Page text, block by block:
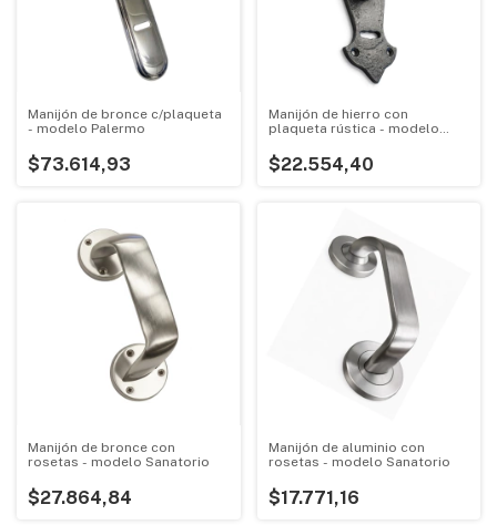
Manijón de bronce c/plaqueta
- modelo Palermo
$73.614,93
Manijón de hierro con
plaqueta rústica - modelo
$22.554,40
Manijón de bronce con
rosetas - modelo Sanatorio
$27.864,84
Manijón de aluminio con
rosetas - modelo Sanatorio
$17.771,16